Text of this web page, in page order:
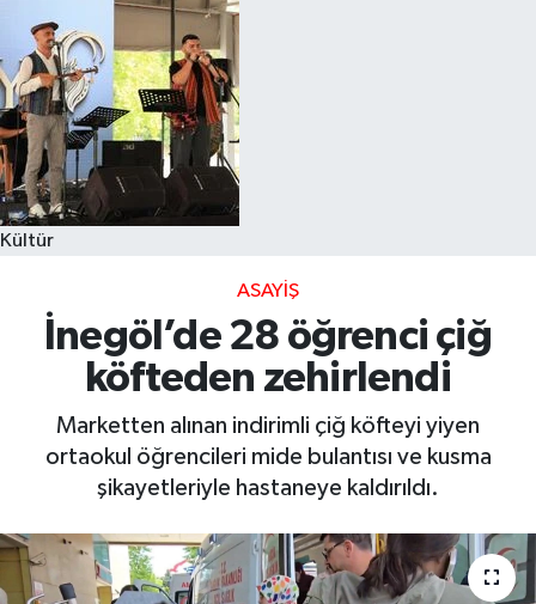
Kültür
ASAYIŞ
İnegöl’de 28 öğrenci çiğ
köfteden zehirlendi
Marketten alınan indirimli çiğ köfteyi yiyen
ortaokul öğrencileri mide bulantısı ve kusma
şikayetleriyle hastaneye kaldırıldı.